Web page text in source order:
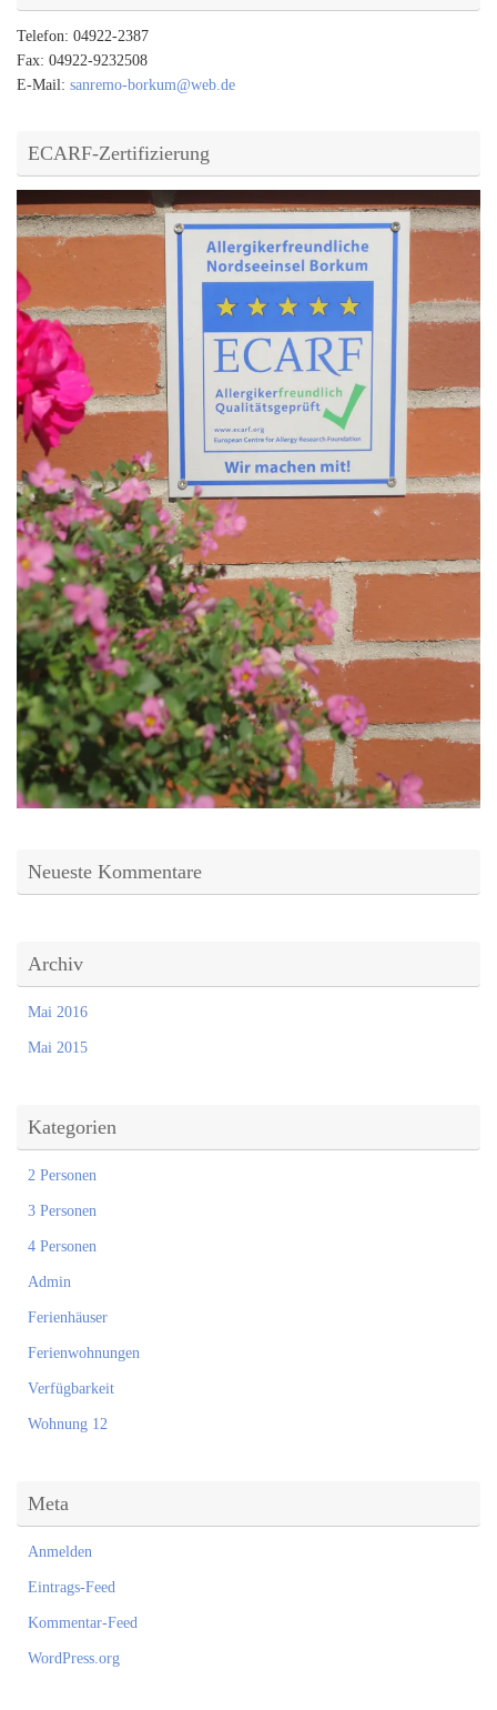
Telefon: 04922-2387
Fax: 04922-9232508
E-Mail: sanremo-borkum@web.de
ECARF-Zertifizierung
Neueste Kommentare
Archiv
Mai 2016
Mai 2015
Kategorien
2 Personen
3 Personen
4 Personen
Admin
Ferienhäuser
Ferienwohnungen
Verfügbarkeit
Wohnung 12
Meta
Anmelden
Eintrags-Feed
Kommentar-Feed
WordPress.org